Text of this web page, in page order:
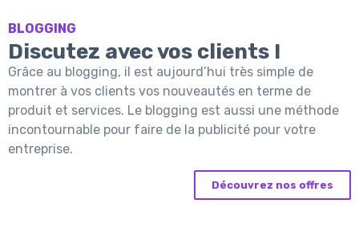
BLOGGING
Discutez avec vos clients !
Grâce au blogging, il est aujourd’hui très simple de
montrer à vos clients vos nouveautés en terme de
produit et services. Le blogging est aussi une méthode
incontournable pour faire de la publicité pour votre
entreprise.
Découvrez nos offres